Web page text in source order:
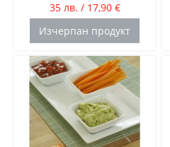
35 лв. / 17,90 €
Изчерпан продукт